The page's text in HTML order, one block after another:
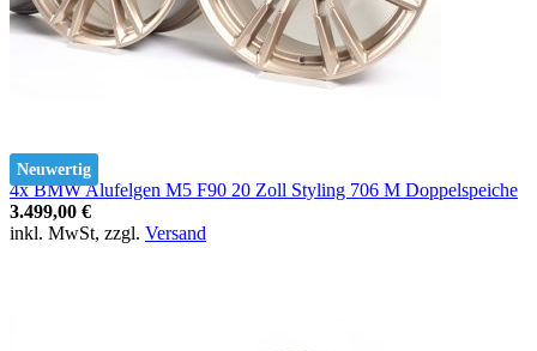
Neuwertig
4x BMW Alufelgen M5 F90 20 Zoll Styling 706 M Doppelspeiche
3.499,00 €
inkl. MwSt, zzgl. Versand